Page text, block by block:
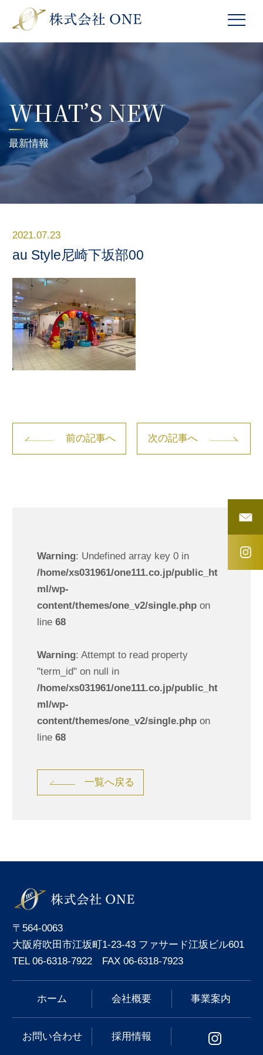
WHAT’S NEW
最新情報
2021.07.23
au Style尼崎下坂部00
前の記事へ 次の記事へ
Warning: Undefined array key 0 in
/home/xs031961/one111.co.jp/public_ht
ml/wp-
content/themes/one_v2/single.phpon
line 68
Warning: Attempt to read property
"term_id" on null in
/home/xs031961/one111.co.jp/public_ht
ml/wp-
content/themes/one_v2/single.phpon
line 68
一覧へ戻る
〒564-0063
大阪府吹田市江坂町1-23-43 ファサード江坂ビル601
TEL 06-6318-7922 FAX 06-6318-7923
ホーム 会社概要 事業案内
お問い合わせ 採用情報